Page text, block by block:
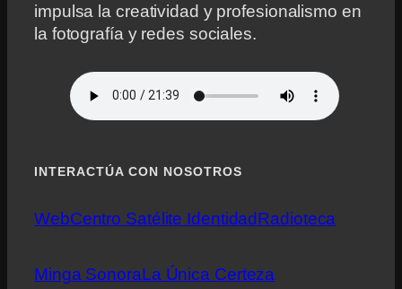
impulsa la creatividad y profesionalismo en
la fotografía y redes sociales.
INTERACTÚA CON NOSOTROS
WebCentro Satélite IdentidadRadioteca
Minga SonoraLa Única Certeza